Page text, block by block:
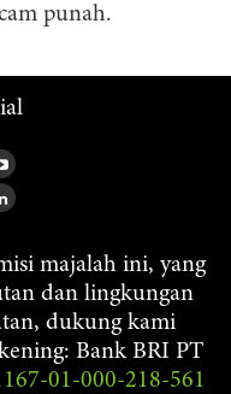
punah.
majalah ini, yang
dan lingkungan
dukung kami
Bank BRI PT
01-000-218-561